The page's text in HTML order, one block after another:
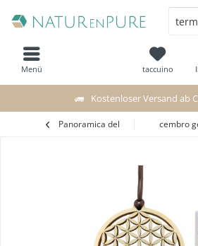
Kostenloser Versand ab
taccuino
Menü
Panoramica del cembro